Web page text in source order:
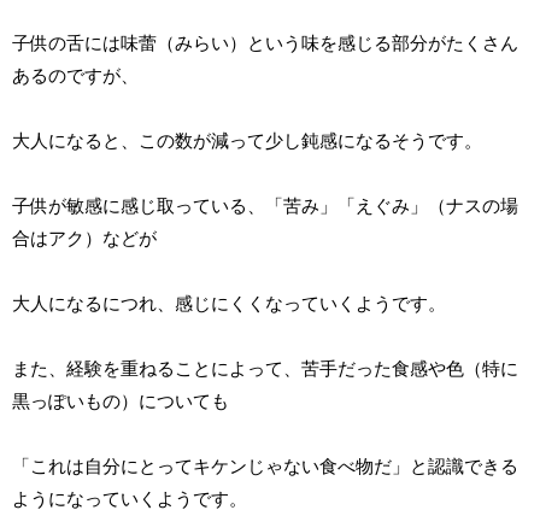
子供の舌には味蕾（みらい）という味を感じる部分がたくさん
あるのですが、
大人になると、この数が減って少し鈍感になるそうです。
子供が敏感に感じ取っている、「苦み」「えぐみ」（ナスの場
合はアク）などが
大人になるにつれ、感じにくくなっていくようです。
また、経験を重ねることによって、苦手だった食感や色（特に
黒っぽいもの）についても
「これは自分にとってキケンじゃない食べ物だ」と認識できる
ようになっていくようです。